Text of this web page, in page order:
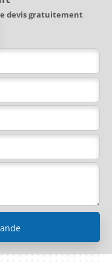
devis gratuitement